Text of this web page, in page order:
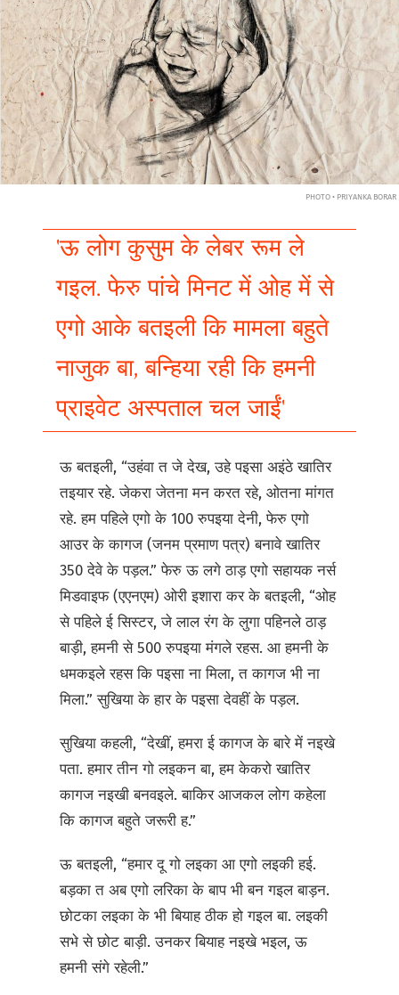
PHOTO • PRIYANKA BORAR
'ऊ लोग कुसुम के लेबर रूम ले
गइल. फेरु पांचे मिनट में ओह में से
एगो आके बतइली कि मामला बहुते
नाजुक बा, बन्हिया रही कि हमनी
प्राइवेट अस्पताल चल जाईं'
ऊ बतइली, “उहंवा त जे देख, उहे पइसा अइंठे खातिर
तइयार रहे. जेकरा जेतना मन करत रहे, ओतना मांगत
रहे. हम पहिले एगो के 100 रुपइया देनी, फेरु एगो
आउर के कागज (जनम प्रमाण पत्र) बनावे खातिर
350 देवे के पड़ल.” फेरु ऊ लगे ठाड़ एगो सहायक नर्स
मिडवाइफ (एएनएम) ओरी इशारा कर के बतइली, “ओह
से पहिले ई सिस्टर, जे लाल रंग के लुगा पहिनले ठाड़
बाड़ी, हमनी से 500 रुपइया मंगले रहस. आ हमनी के
धमकइले रहस कि पइसा ना मिला, त कागज भी ना
मिला.” सुखिया के हार के पइसा देवहीं के पड़ल.
सुखिया कहली, “देखीं, हमरा ई कागज के बारे में नइखे
पता. हमार तीन गो लइकन बा, हम केकरो खातिर
कागज नइखी बनवइले. बाकिर आजकल लोग कहेला
कि कागज बहुते जरूरी ह.”
ऊ बतइली, “हमार दू गो लइका आ एगो लइकी हई.
बड़का त अब एगो लरिका के बाप भी बन गइल बाड़न.
छोटका लइका के भी बियाह ठीक हो गइल बा. लइकी
सभे से छोट बाड़ी. उनकर बियाह नइखे भइल, ऊ
हमनी संगे रहेली.”